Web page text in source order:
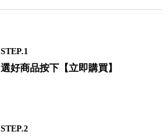
STEP.1
選好商品按下【立即購買】
STEP.2